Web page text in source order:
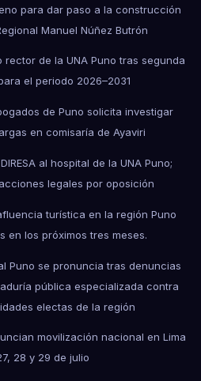
para dar paso a la construcción
Manuel Núñez Butrón
rector de la UNA Puno tras segunda
el periodo 2026–2031
de Puno solicita investigar
en comisaría de Ayaviri
al hospital de la UNA Puno;
legales por oposición
turística en la región Puno
en los próximos tres meses.
Puno se pronuncia tras denuncias
pública especializada contra
electas de la región
movilización nacional en Lima
28 y 29 de julio